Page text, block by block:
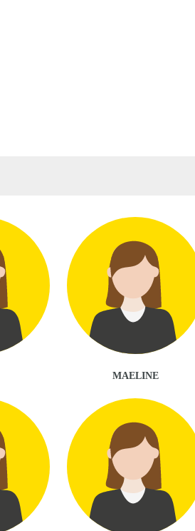
MAELINE